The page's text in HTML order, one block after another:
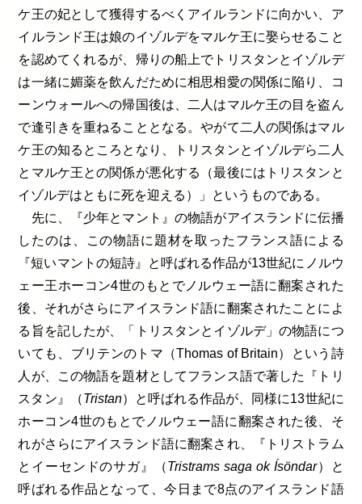
ケ王の妃として獲得するべくアイルランドに向かい、ア
イルランド王は娘のイゾルデをマルケ王に娶らせること
を認めてくれるが、帰りの船上でトリスタンとイゾルデ
は一緒に媚薬を飲んだために相思相愛の関係に陥り、コ
ーンウォールへの帰国後は、二人はマルケ王の目を盗ん
で逢引きを重ねることとなる。やがて二人の関係はマル
ケ王の知るところとなり、トリスタンとイゾルデら二人
とマルケ王との関係が悪化する（最後にはトリスタンと
イゾルデはともに死を迎える）」というものである。
先に、『少年とマント』の物語がアイスランドに伝播
したのは、この物語に題材を取ったフランス語による
『短いマントの短詩』と呼ばれる作品が13世紀にノルウ
ェー王ホーコン4世のもとでノルウェー語に翻案された
後、それがさらにアイスランド語に翻案されたことによ
る旨を記したが、「トリスタンとイゾルデ」の物語につ
いても、ブリテンのトマ（Thomas of Britain）という詩
人が、この物語を題材としてフランス語で著した『トリ
スタン』（Tristan）と呼ばれる作品が、同様に13世紀に
ホーコン4世のもとでノルウェー語に翻案された後、そ
れがさらにアイスランド語に翻案され、『トリストラム
とイーセンドのサガ』（Tristrams saga ok Ísöndar）と
呼ばれる作品となって、今日まで8点のアイスランド語